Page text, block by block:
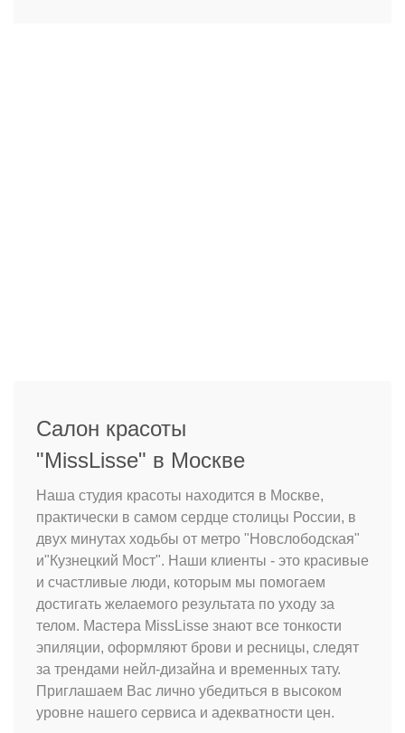
Салон красоты
"MissLisse" в Москве
Наша студия красоты находится в Москве,
практически в самом сердце столицы России, в
двух минутах ходьбы от метро "Новслободская"
и"Кузнецкий Мост". Наши клиенты - это красивые
и счастливые люди, которым мы помогаем
достигать желаемого результата по уходу за
телом. Мастера MissLisse знают все тонкости
эпиляции, оформляют брови и ресницы, следят
за трендами нейл-дизайна и временных тату.
Приглашаем Вас лично убедиться в высоком
уровне нашего сервиса и адекватности цен.